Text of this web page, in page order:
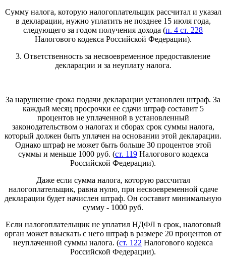
Сумму налога, которую налогоплательщик рассчитал и указал
в декларации, нужно уплатить не позднее 15 июля года,
следующего за годом получения дохода (п. 4 ст. 228
Налогового кодекса Российской Федерации).
3. Ответственность за несвоевременное предоставление
декларации и за неуплату налога.
За нарушение срока подачи декларации установлен штраф. За
каждый месяц просрочки ее сдачи штраф составит 5
процентов не уплаченной в установленный
законодательством о налогах и сборах срок суммы налога,
который должен быть уплачен на основании этой декларации.
Однако штраф не может быть больше 30 процентов этой
суммы и меньше 1000 руб. (ст. 119Налогового кодекса
Российской Федерации).
Даже если сумма налога, которую рассчитал
налогоплательщик, равна нулю, при несвоевременной сдаче
декларации будет начислен штраф. Он составит минимальную
сумму - 1000 руб.
Если налогоплательщик не уплатил НДФЛ в срок, налоговый
орган может взыскать с него штраф в размере 20 процентов от
неуплаченной суммы налога. (ст. 122 Налогового кодекса
Российской Федерации).